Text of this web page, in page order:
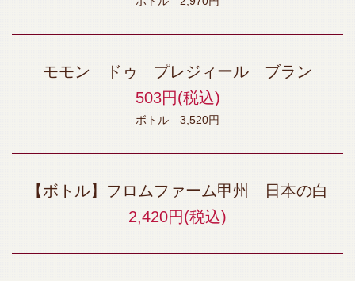
モモン ドゥ プレジィール ブラン
503円(税込)
ボトル 3,520円
【ボトル】フロムファーム甲州 日本の白
2,420円(税込)